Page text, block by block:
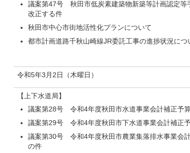
議案第47号 秋田市低炭素建築物新築等計画認定等
改正する件
秋田市中心市街地活性化プランについて
都市計画道路千秋山崎線JR委託工事の進捗状況につ
令和5年3月2日（木曜日）
【上下水道局】
議案第28号 令和4年度秋田市水道事業会計補正予
議案第29号 令和4年度秋田市下水道事業会計補正
議案第30号 令和4年度秋田市農業集落排水事業会計
の件